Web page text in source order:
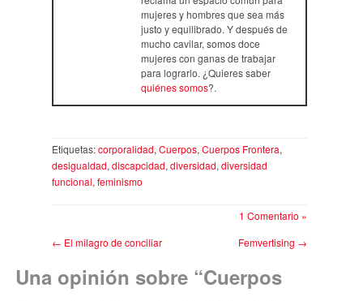
mujeres y hombres que sea más
justo y equilibrado. Y después de
mucho cavilar, somos doce
mujeres con ganas de trabajar
para lograrlo. ¿Quieres saber
quiénes somos?.
Etiquetas:corporalidad,Cuerpos,Cuerpos Frontera,
desigualdad,discapcidad,diversidad,diversidad
funcional,feminismo
1 Comentario »
← El milagro de conciliar Femvertising →
Una opinión sobre “Cuerpos